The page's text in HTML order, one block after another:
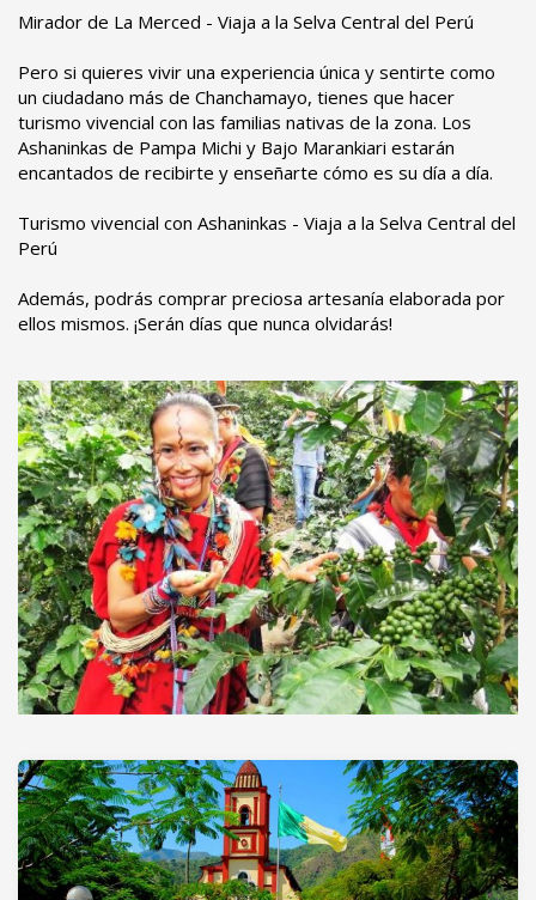
Mirador de La Merced - Viaja a la Selva Central del Perú
Pero si quieres vivir una experiencia única y sentirte como
un ciudadano más de Chanchamayo, tienes que hacer
turismo vivencial con las familias nativas de la zona. Los
Ashaninkas de Pampa Michi y Bajo Marankiari estarán
encantados de recibirte y enseñarte cómo es su día a día.
Turismo vivencial con Ashaninkas - Viaja a la Selva Central del
Perú
Además, podrás comprar preciosa artesanía elaborada por
ellos mismos. ¡Serán días que nunca olvidarás!